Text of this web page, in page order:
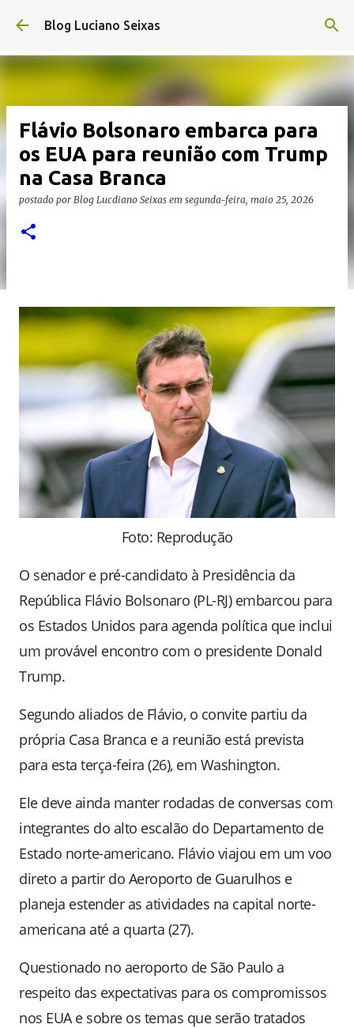
Pular para o conteúdo principal
Blog Luciano Seixas
Flávio Bolsonaro embarca para
os EUA para reunião com Trump
na Casa Branca
postado por Blog Lucdiano Seixas em segunda-feira, maio 25, 2026
Foto: Reprodução
O senador e pré-candidato à Presidência da
República Flávio Bolsonaro (PL-RJ) embarcou para
os Estados Unidos para agenda política que inclui
um provável encontro com o presidente Donald
Trump.
Segundo aliados de Flávio, o convite partiu da
própria Casa Branca e a reunião está prevista
para esta terça-feira (26), em Washington.
Ele deve ainda manter rodadas de conversas com
integrantes do alto escalão do Departamento de
Estado norte-americano. Flávio viajou em um voo
direto a partir do Aeroporto de Guarulhos e
planeja estender as atividades na capital norte-
americana até a quarta (27).
Questionado no aeroporto de São Paulo a
respeito das expectativas para os compromissos
nos EUA e sobre os temas que serão tratados